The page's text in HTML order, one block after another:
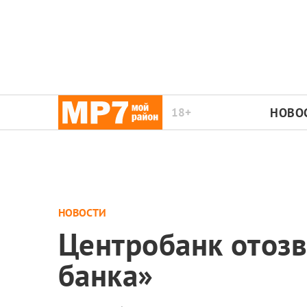
18+
НОВОСТИ
Центробанк
банка»